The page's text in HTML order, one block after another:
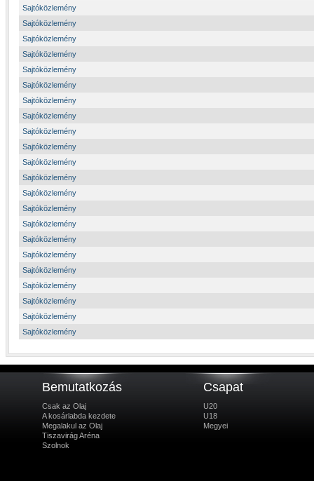
Sajtóközlemény
Sajtóközlemény
Sajtóközlemény
Sajtóközlemény
Sajtóközlemény
Sajtóközlemény
Sajtóközlemény
Sajtóközlemény
Sajtóközlemény
Sajtóközlemény
Sajtóközlemény
Sajtóközlemény
Sajtóközlemény
Sajtóközlemény
Sajtóközlemény
Sajtóközlemény
Sajtóközlemény
Sajtóközlemény
Sajtóközlemény
Sajtóközlemény
Sajtóközlemény
Sajtóközlemény
Bemutatkozás
Csak az Olaj
A kosárlabda kezdete
Megalakul az Olaj
Tiszavirág Aréna
Szolnok
Csapat
U20
U18
Megyei